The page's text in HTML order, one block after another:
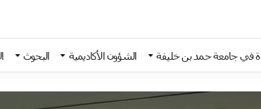
في جامعة حمد بن خليفة الشؤون الأكاديمية البحوث